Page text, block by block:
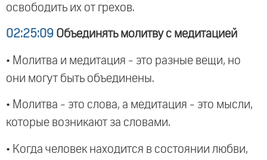
освободить их от грехов.
02:25:09 Объединять молитву с медитацией
• Молитва и медитация - это разные вещи, но
они могут быть объединены.
• Молитва - это слова, а медитация - это мысли,
которые возникают за словами.
• Когда человек находится в состоянии любви,